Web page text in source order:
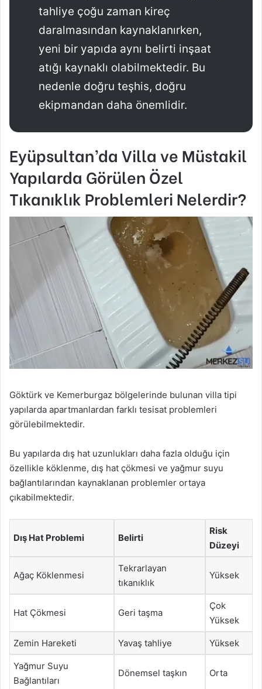
tahliye çoğu zaman kireç
daralmasından kaynaklanırken,
yeni bir yapıda aynı belirti inşaat
atığı kaynaklı olabilmektedir. Bu
nedenle doğru teşhis, doğru
ekipmandan daha önemlidir.
Eyüpsultan’da Villa ve Müstakil
Yapılarda Görülen Özel
Tıkanıklık Problemleri Nelerdir?
Göktürk ve Kemerburgaz bölgelerinde bulunan villa tipi
yapılarda apartmanlardan farklı tesisat problemleri
görülebilmektedir.
Bu yapılarda dış hat uzunlukları daha fazla olduğu için
özellikle köklenme, dış hat çökmesi ve yağmur suyu
bağlantılarından kaynaklanan problemler ortaya
çıkabilmektedir.
Dış Hat Problemi Belirti
Risk
Düzeyi
Ağaç Köklenmesi
Tekrarlayan
tıkanıklık
Yüksek
Hat Çökmesi Geri taşma
Çok
Yüksek
Zemin Hareketi Yavaş tahliye Yüksek
Yağmur Suyu
Bağlantıları
Dönemsel taşkın Orta